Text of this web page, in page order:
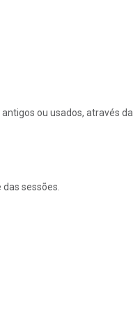
ou usados, através da
sessões.